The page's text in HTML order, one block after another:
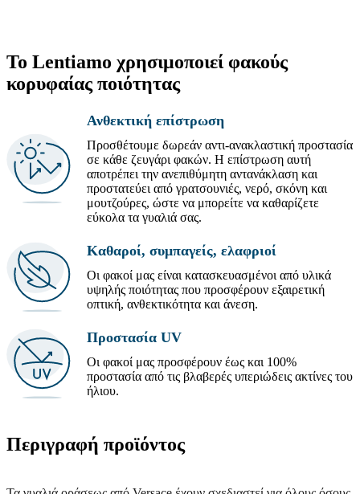
Το Lentiamo χρησιμοποιεί φακούς
κορυφαίας ποιότητας
Ανθεκτική επίστρωση
Προσθέτουμε δωρεάν αντι-ανακλαστική προστασία
σε κάθε ζευγάρι φακών. Η επίστρωση αυτή
αποτρέπει την ανεπιθύμητη αντανάκλαση και
προστατεύει από γρατσουνιές, νερό, σκόνη και
μουτζούρες, ώστε να μπορείτε να καθαρίζετε
εύκολα τα γυαλιά σας.
Καθαροί, συμπαγείς, ελαφριοί
Οι φακοί μας είναι κατασκευασμένοι από υλικά
υψηλής ποιότητας που προσφέρουν εξαιρετική
οπτική, ανθεκτικότητα και άνεση.
Προστασία UV
Οι φακοί μας προσφέρουν έως και 100%
προστασία από τις βλαβερές υπεριώδεις ακτίνες του
ήλιου.
Περιγραφή προϊόντος